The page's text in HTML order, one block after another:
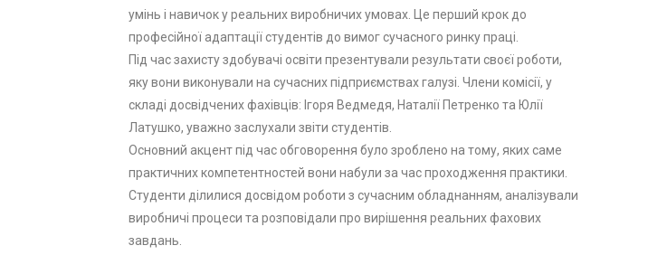
умінь і навичок у реальних виробничих умовах. Це перший крок до
професійної адаптації студентів до вимог сучасного ринку праці.
Під час захисту здобувачі освіти презентували результати своєї роботи,
яку вони виконували на сучасних підприємствах галузі. Члени комісії, у
складі досвідчених фахівців: Ігоря Ведмедя, Наталії Петренко та Юлії
Латушко, уважно заслухали звіти студентів.
Основний акцент під час обговорення було зроблено на тому, яких саме
практичних компетентностей вони набули за час проходження практики.
Студенти ділилися досвідом роботи з сучасним обладнанням, аналізували
виробничі процеси та розповідали про вирішення реальних фахових
завдань.